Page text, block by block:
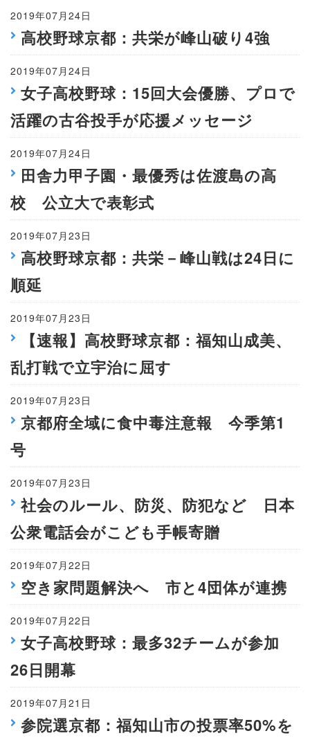
2019年07月24日
高校野球京都：共栄が峰山破り4強
2019年07月24日
女子高校野球：15回大会優勝、プロで
活躍の古谷投手が応援メッセージ
2019年07月24日
田舎力甲子園・最優秀は佐渡島の高
校 公立大で表彰式
2019年07月23日
高校野球京都：共栄－峰山戦は24日に
順延
2019年07月23日
【速報】高校野球京都：福知山成美、
乱打戦で立宇治に屈す
2019年07月23日
京都府全域に食中毒注意報 今季第1
号
2019年07月23日
社会のルール、防災、防犯など 日本
公衆電話会がこども手帳寄贈
2019年07月22日
空き家問題解決へ 市と4団体が連携
2019年07月22日
女子高校野球：最多32チームが参加
26日開幕
2019年07月21日
参院選京都：福知山市の投票率50%を